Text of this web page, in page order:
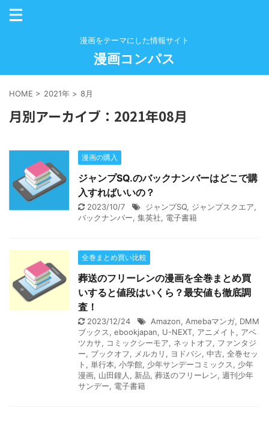
漫画をテーマにした情報サイト
漫画コンパス
HOME > 2021年 > 8月
月別アーカイブ：2021年08月
漫画の購入
ジャンプSQ.のバックナンバーはどこで購
入すればいいの？
2023/10/7 ジャンプSQ, ジャンプスクエア,
バックナンバー, 集英社, 電子書籍
全巻まとめ買い比較
葬送のフリーレンの漫画を全巻まとめ買
いすると値段はいくら？最安値も徹底調
査！
2023/12/24 Amazon, Amebaマンガ, DMM
ブックス, ebookjapan, U-NEXT, アニメイト , アベ
ツカサ, コミックシーモア, ネットオフ, ファンタジ
ー, ブックオフ, メルカリ , ヨドバシ, 中古, 全巻セッ
ト , 単行本, 小学館, 少年サンデーコミックス, 少年
漫画, 山田鐘人 , 新品, 葬送のフリーレン, 週刊少年
サンデー, 電子書籍